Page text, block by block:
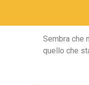
Sembra che
quello che